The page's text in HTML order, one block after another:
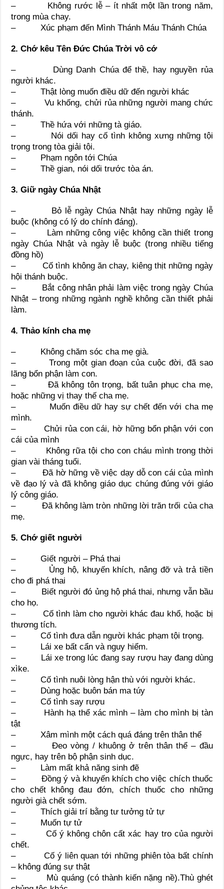
– Không rước lễ – ít nhất một lần trong năm,
trong mùa chay.
– Xúc phạm đến Mình Thánh Máu Thánh Chúa
2. Chớ kêu Tên Đức Chúa Trời vô cớ
– Dùng Danh Chúa để thề, hay nguyền rủa
người khác.
– Thật lòng muốn điều dữ đến người khác
– Vu khống, chửi rủa những người mang chức
thánh.
– Thề hứa với những tà giáo.
– Nói dối hay cố tình không xưng những tội
trọng trong tòa giải tội.
– Phạm ngôn tới Chúa
– Thề gian, nói dối trước tòa án.
3. Giữ ngày Chúa Nhật
– Bỏ lễ ngày Chúa Nhật hay những ngày lễ
buộc (không có lý do chính đáng).
– Làm những công việc không cần thiết trong
ngày Chúa Nhật và ngày lễ buộc (trong nhiều tiếng
đồng hồ)
– Cố tình không ăn chay, kiêng thịt những ngày
hội thánh buộc.
– Bắt công nhân phải làm việc trong ngày Chúa
Nhật – trong những ngành nghề không cần thiết phải
làm.
4. Thảo kính cha mẹ
– Không chăm sóc cha mẹ già.
– Trong một gian đoạn của cuộc đời, đã sao
lãng bổn phận làm con.
– Đã không tôn trọng, bất tuân phục cha mẹ,
hoặc những vị thay thế cha mẹ.
– Muốn điều dữ hay sự chết đến với cha mẹ
mình.
– Chửi rủa con cái, hờ hững bổn phận với con
cái của mình
– Không rữa tội cho con cháu mình trong thời
gian vài tháng tuổi.
– Đã hờ hững về việc dạy dỗ con cái của mình
về đạo lý và đã không giáo dục chúng đúng với giáo
lý công giáo.
– Đã không làm tròn những lời trăn trối của cha
mẹ.
5. Chớ giết người
– Giết người – Phá thai
– Ủng hộ, khuyến khích, nâng đỡ và trả tiền
cho đi phá thai
– Biết người đó ủng hộ phá thai, nhưng vẫn bầu
cho họ.
– Cố tình làm cho người khác đau khổ, hoặc bị
thương tích.
– Cố tình đưa dẫn người khác phạm tội trọng.
– Lái xe bất cẩn và nguy hiểm.
– Lái xe trong lúc đang say rượu hay đang dùng
xìke.
– Cố tình nuôi lòng hận thù với người khác.
– Dùng hoặc buôn bán ma túy
– Cố tình say rượu
– Hành hạ thể xác mình – làm cho mình bị tàn
tật
– Xâm mình một cách quá đáng trên thân thể
– Đeo vòng / khuông ở trên thân thể – đầu
ngực, hay trên bộ phận sinh dục.
– Làm mất khả năng sinh đẽ
– Đồng ý và khuyến khích cho việc chích thuốc
cho chết không đau đớn, chích thuốc cho những
người già chết sớm.
– Thích giải trí bằng tư tưởng tử tự
– Muốn tự tử
– Cố ý không chôn cất xác hay tro của người
chết.
– Cố ý liên quan tới những phiên tòa bất chính
– không đúng sự thật
– Mù quáng (có thành kiến nặng nề).Thù ghét